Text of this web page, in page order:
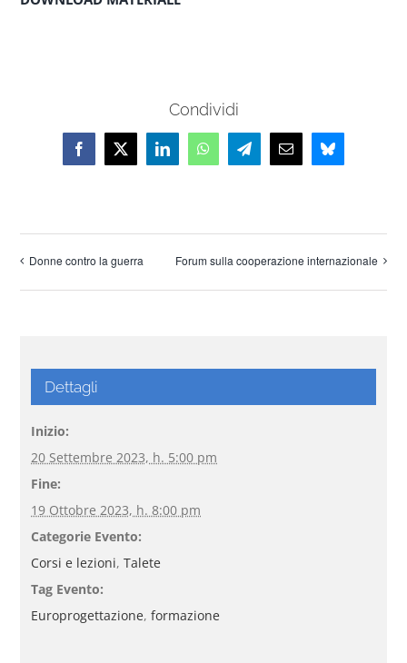
Condividi
Facebook
X LinkedInWhatsAppTelegramEmail Bluesky
Donne contro la guerra Forum sulla cooperazione internazionale
Dettagli
Inizio:
20 Settembre 2023, h. 5:00 pm
Fine:
19 Ottobre 2023, h. 8:00 pm
Categorie Evento:
Corsi e lezioni,Talete
Tag Evento:
Europrogettazione,formazione